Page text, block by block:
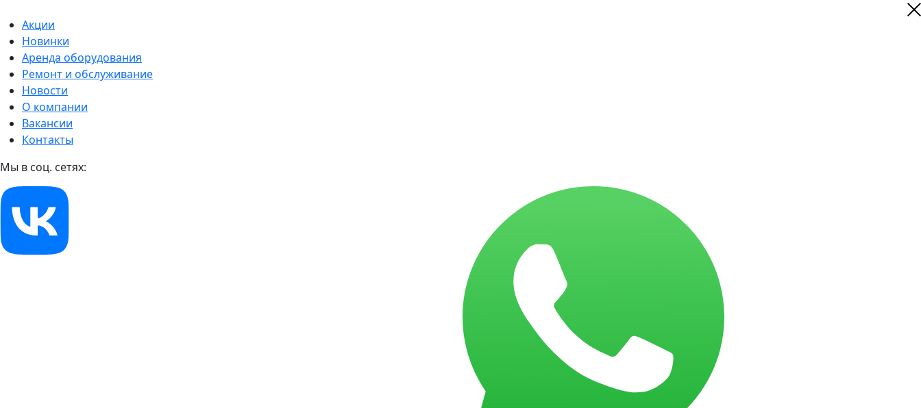
Акции
Новинки
Аренда оборудования
Ремонт и обслуживание
Новости
О компании
Вакансии
Контакты
Мы в соц. сетях: